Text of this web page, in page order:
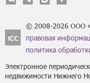
© 2008-2026 ООО
правовая
политика
Электронное
недвижимости Нижнего